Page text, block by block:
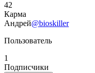
42
Карма
Андрей@bioskiller
Пользователь
1
Подписчики